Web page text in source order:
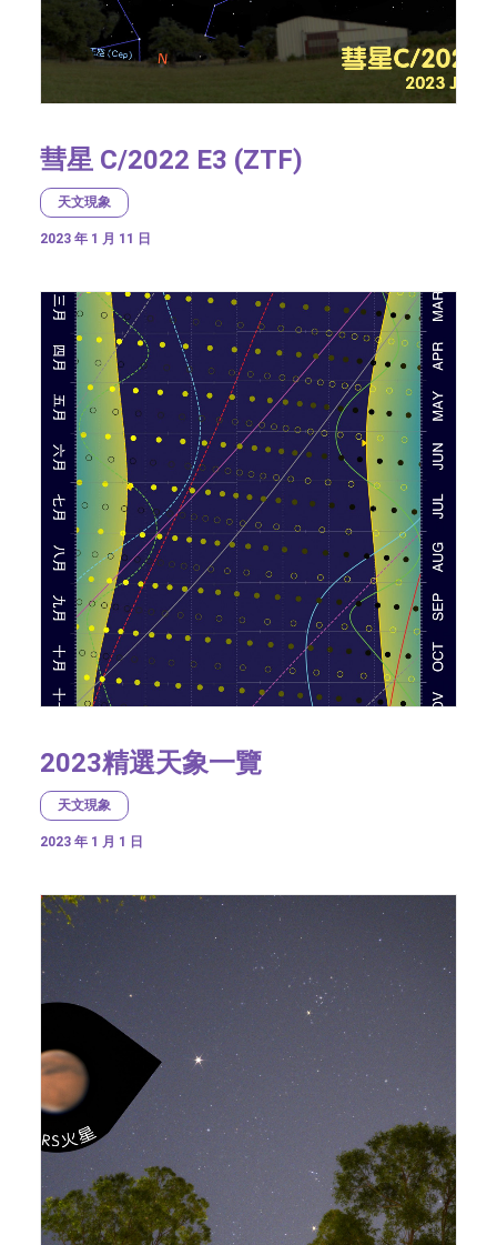
彗星 C/2022 E3 (ZTF)
天文現象
2023 年 1 月 11 日
2023精選天象一覽
天文現象
2023 年 1 月 1 日